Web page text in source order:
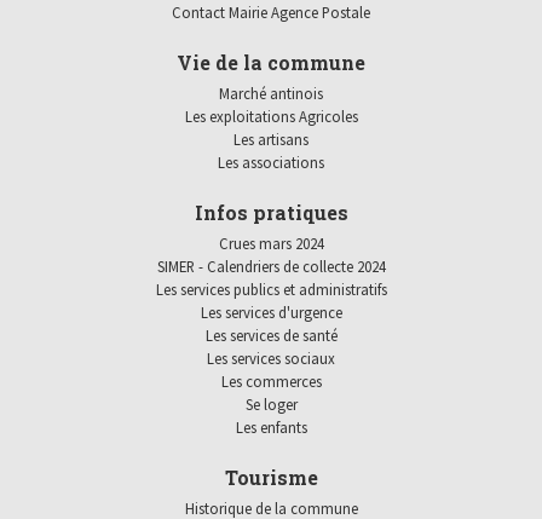
Contact Mairie Agence Postale
Vie de la commune
Marché antinois
Les exploitations Agricoles
Les artisans
Les associations
Infos pratiques
Crues mars 2024
SIMER - Calendriers de collecte 2024
Les services publics et administratifs
Les services d'urgence
Les services de santé
Les services sociaux
Les commerces
Se loger
Les enfants
Tourisme
Historique de la commune